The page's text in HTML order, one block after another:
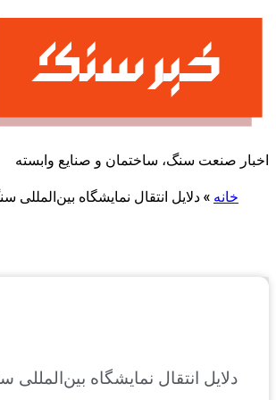
پرش
اخبار صنعت سنگ، ساختمان و صنایع وابسته
خانه »دلایل انتقال نمایشگاه
دلایل انتقال نمایشگاه